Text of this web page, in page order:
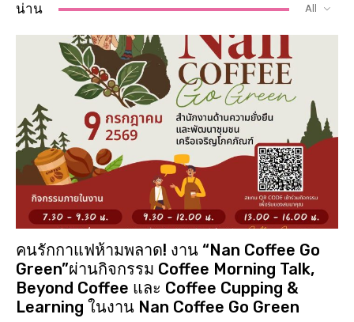
น่าน All
คนรักกาแฟห้ามพลาด! งาน “Nan Coffee Go
Green”ผ่านกิจกรรม Coffee Morning Talk,
Beyond Coffee และ Coffee Cupping &
Learning ในงาน Nan Coffee Go Green